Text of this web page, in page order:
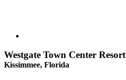
Westgate Town Center Resort
Kissimmee, Florida